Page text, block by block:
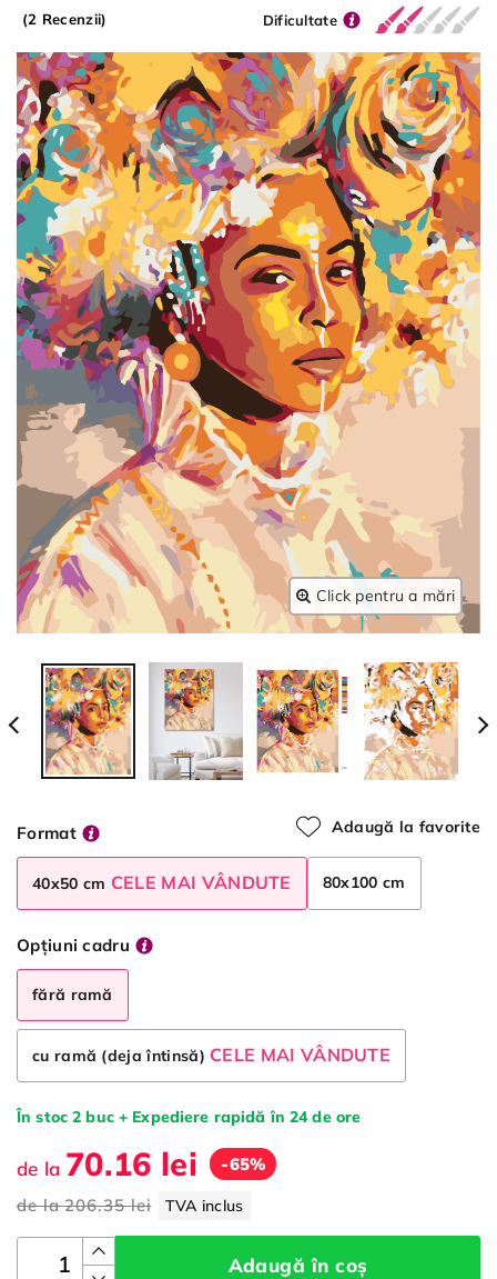
(2 Recenzii) Dificultate
Click pentru a mări
Adaugă la favorite
Format
40x50 cm CELE MAI VÂNDUTE 80x100 cm
Opțiuni cadru
fără ramă
cu ramă (deja întinsă) CELE MAI VÂNDUTE
În stoc 2 buc + Expediere rapidă în 24 de ore
de la 70.16 lei
-65%
de la206.35 lei TVA inclus
Adaugă în coș